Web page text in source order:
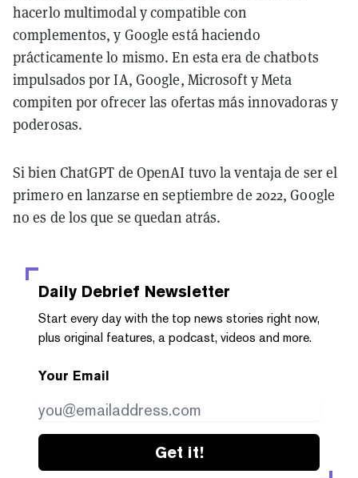
hacerlo multimodal y compatible con
complementos, y Google está haciendo
prácticamente lo mismo. En esta era de chatbots
impulsados por IA, Google, Microsoft y Meta
compiten por ofrecer las ofertas más innovadoras y
poderosas.
Si bien ChatGPT de OpenAI tuvo la ventaja de ser el
primero en lanzarse en septiembre de 2022, Google
no es de los que se quedan atrás.
Daily Debrief Newsletter
Start every day with the top news stories right now,
plus original features, a podcast, videos and more.
Your Email
Get it!